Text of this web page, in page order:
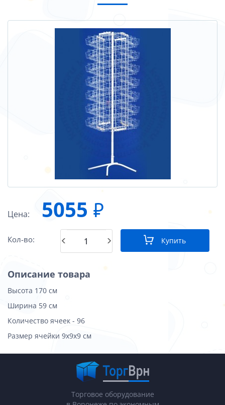
Цена: 5055 ₽
Кол-во: Купить
Описание товара
Высота 170 см
Ширина 59 см
Количество ячеек - 96
Размер ячейки 9х9х9 см
Торговое оборудование